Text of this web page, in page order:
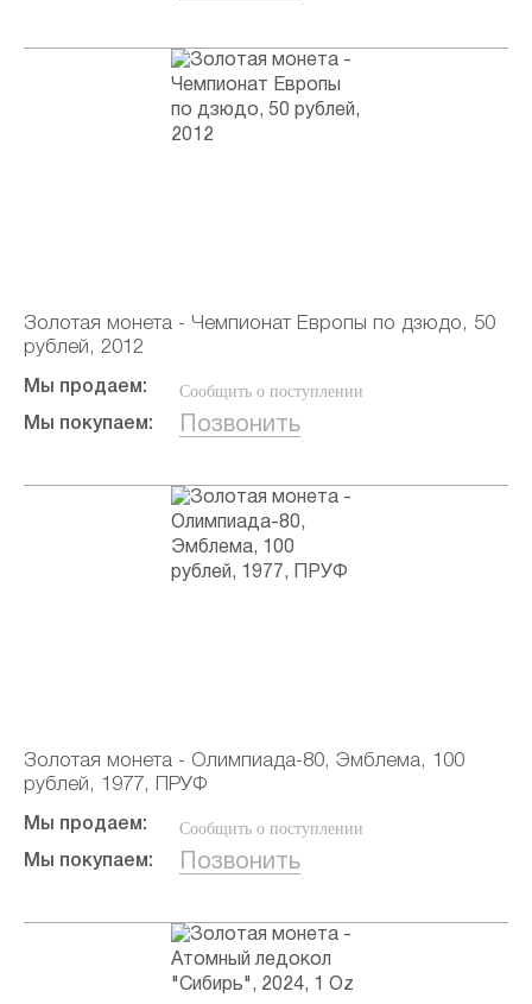
Золотая монета - Чемпионат Европы по дзюдо, 50
рублей, 2012
Мы продаем: Сообщить о поступлении
Мы покупаем: Позвонить
Золотая монета - Олимпиада-80, Эмблема, 100
рублей, 1977, ПРУФ
Мы продаем: Сообщить о поступлении
Мы покупаем: Позвонить